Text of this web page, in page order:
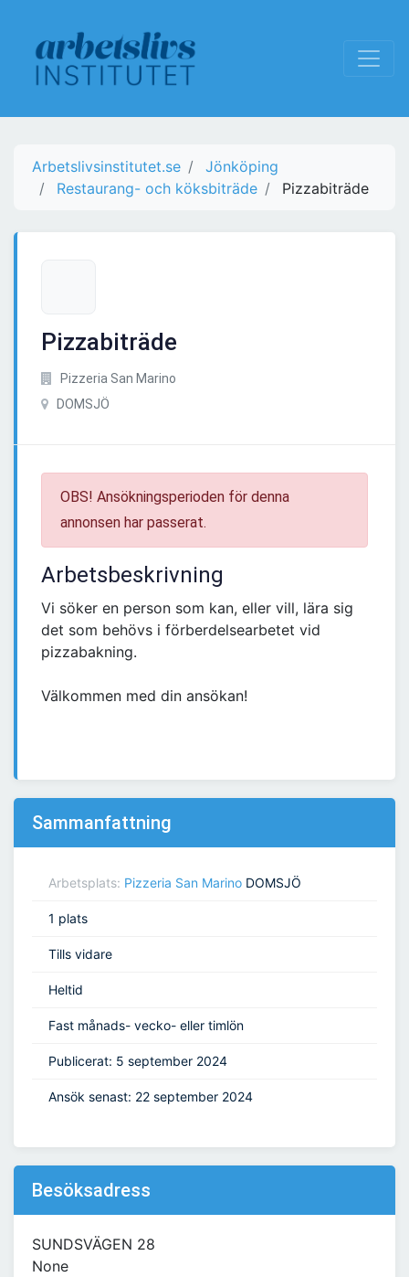
Arbetslivsinstitutet.se
Jönköping
Restaurang- och köksbiträde
Pizzabiträde
Pizzabiträde
Pizzeria San Marino
DOMSJÖ
OBS! Ansökningsperioden för denna
annonsen har passerat.
Arbetsbeskrivning
Vi söker en person som kan, eller vill, lära sig
det som behövs i förberdelsearbetet vid
pizzabakning.
Välkommen med din ansökan!
Sammanfattning
Arbetsplats: Pizzeria San Marino DOMSJÖ
1 plats
Tills vidare
Heltid
Fast månads- vecko- eller timlön
Publicerat: 5 september 2024
Ansök senast: 22 september 2024
Besöksadress
SUNDSVÄGEN 28
None